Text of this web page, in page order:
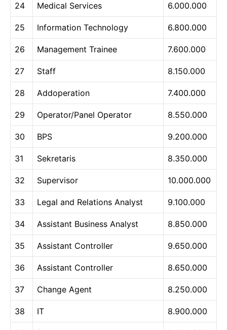
24 Medical Services 6.000.000
25 Information Technology 6.800.000
26 Management Trainee 7.600.000
27 Staff 8.150.000
28 Addoperation 7.400.000
29 Operator/Panel Operator 8.550.000
30 BPS 9.200.000
31 Sekretaris 8.350.000
32 Supervisor 10.000.000
33 Legal and Relations Analyst 9.100.000
34 Assistant Business Analyst 8.850.000
35 Assistant Controller 9.650.000
36 Assistant Controller 8.650.000
37 Change Agent 8.250.000
38 IT 8.900.000